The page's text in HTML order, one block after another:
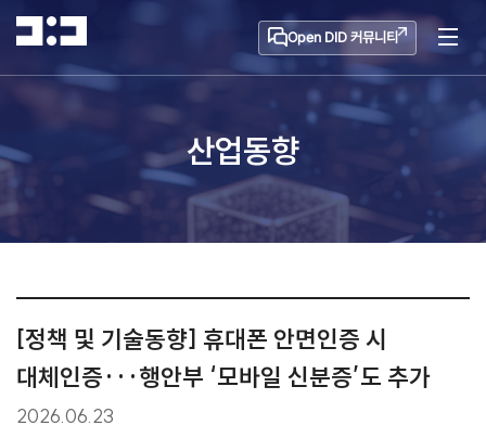
Open DID 커뮤니티
산업동향
[정책 및 기술동향] 휴대폰 안면인증 시
대체인증···행안부 ‘모바일 신분증’도 추가
2026.06.23